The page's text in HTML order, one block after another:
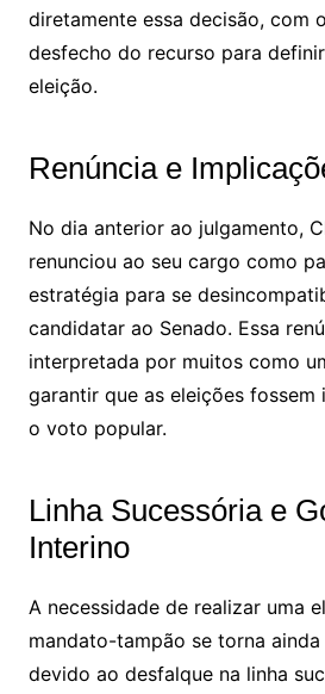
diretamente essa decisão, com
desfecho do recurso para
eleição.
Renúncia e
No dia anterior ao julgamento,
renunciou ao seu cargo como
estratégia para se
candidatar ao Senado. Essa
interpretada por muitos como
garantir que as eleições fossem
o voto popular.
Linha Sucessória e
Interino
A necessidade de realizar uma
mandato-tampão se torna
devido ao desfalque na linha